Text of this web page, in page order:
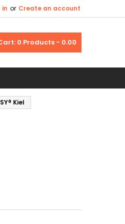
in or Create an account
0 Products - 0.00
Kiel